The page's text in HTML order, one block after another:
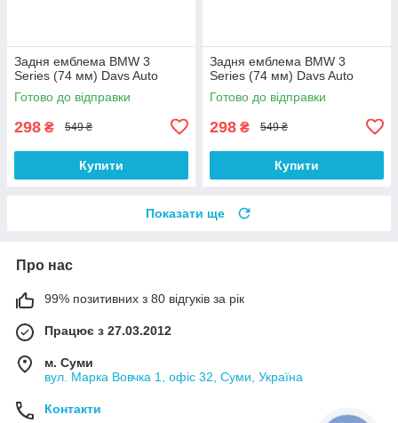
Задня емблема BMW 3
Series (74 мм) Davs Auto
Готово до відправки
298 ₴ 549 ₴
Купити
Задня емблема BMW 3
Series (74 мм) Davs Auto
Готово до відправки
298 ₴ 549 ₴
Купити
Показати ще
Про нас
99% позитивних з 80 відгуків за рік
Працює з 27.03.2012
м. Суми
вул. Марка Вовчка 1, офіс 32, Суми, Україна
Контакти